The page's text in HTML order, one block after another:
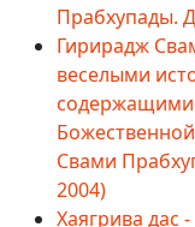
Прабхупады.
Гирирадж
веселыми
содержащими
Свами
2004)
Хаягрива дас